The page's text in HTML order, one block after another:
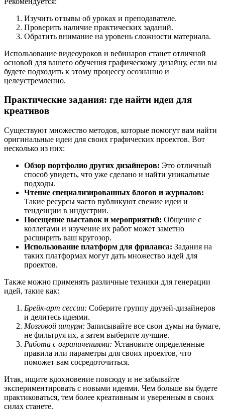
Изучить отзывы об уроках и преподавателе.
Проверить наличие практических заданий.
Обратить внимание на уровень сложности материала.
Использование видеоуроков и вебинаров станет отличной
основой для вашего обучения графическому дизайну, если вы
будете подходить к этому процессу осознанно и
целеустремленно.
Практические задания: где найти идеи для
креативов
Существуют множество методов, которые помогут вам найти
оригинальные идеи для своих графических проектов. Вот
несколько из них:
Обзор портфолио других дизайнеров: Это отличный
способ увидеть, что уже сделано и найти уникальные
подходы.
Чтение специализированных блогов и журналов:
Такие ресурсы часто публикуют свежие идеи и
тенденции в индустрии.
Посещение выставок и мероприятий: Общение с
коллегами и изучение их работ может заметно
расширить ваш кругозор.
Использование платформ для фриланса: Задания на
таких платформах могут дать множество идей для
проектов.
Также можно применять различные техники для генерации
идей, такие как:
Брейк-арт сессии: Соберите группу друзей-дизайнеров
и делитесь идеями.
Мозговой штурм: Записывайте все свои думы на бумаге,
не фильтруя их, а затем выберите лучшие.
Работа с ограничениями: Установите определенные
правила или параметры для своих проектов, что
поможет вам сосредоточиться.
Итак, ищите вдохновение повсюду и не забывайте
экспериментировать с новыми идеями. Чем больше вы будете
практиковаться, тем более креативным и уверенным в своих
силах станете.